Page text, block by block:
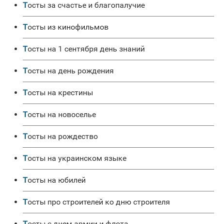
Тосты за счастье и благопалучие
Тосты из кинофильмов
Тосты на 1 сентября день знаний
Тосты на день рождения
Тосты на крестины
Тосты на новоселье
Тосты на рождество
Тосты на украинском языке
Тосты на юбилей
Тосты про строителей ко дню строителя